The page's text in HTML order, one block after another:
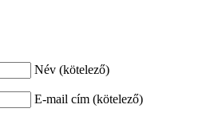
Név (kötelező)
E-mail cím (kötelező)